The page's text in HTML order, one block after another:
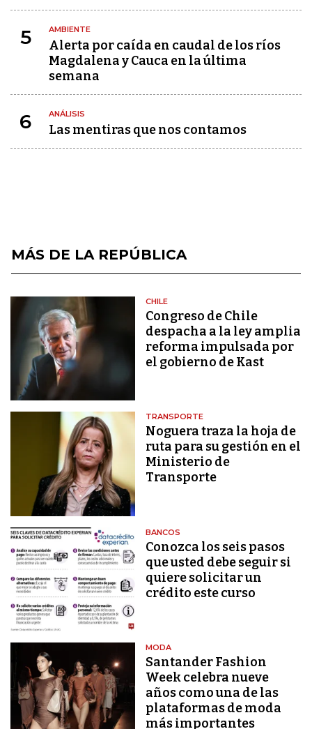
5 AMBIENTE
Alerta por caída en caudal de los ríos
Magdalena y Cauca en la última
semana
6 ANÁLISIS
Las mentiras que nos contamos
MÁS DE LA REPÚBLICA
CHILE
Congreso de Chile
despacha a la ley amplia
reforma impulsada por
el gobierno de Kast
TRANSPORTE
Noguera traza la hoja de
ruta para su gestión en el
Ministerio de
Transporte
BANCOS
Conozca los seis pasos
que usted debe seguir si
quiere solicitar un
crédito este curso
MODA
Santander Fashion
Week celebra nueve
años como una de las
plataformas de moda
más importantes